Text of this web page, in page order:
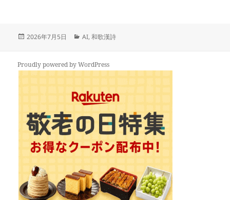
投
2026年7月5日
カ
リ
ー
AI,和歌漢詩
Proudly powered by WordPress